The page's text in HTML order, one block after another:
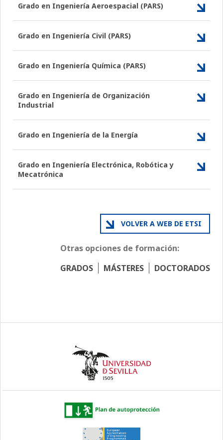
Grado en Ingeniería Aeroespacial (PARS)
Grado en Ingeniería Civil (PARS)
Grado en Ingeniería Química (PARS)
Grado en Ingeniería de Organización
Industrial
Grado en Ingeniería de la Energía
Grado en Ingeniería Electrónica, Robótica y
Mecatrónica
VOLVER A WEB DE ETSI
Otras opciones de formación:
GRADOS
MÁSTERES DOCTORADOS